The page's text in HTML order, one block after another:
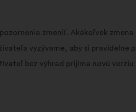
zmeniť. Akákoľvek zmena
vyzývame, aby si pravidelne
bez výhrad prijíma novú verziu